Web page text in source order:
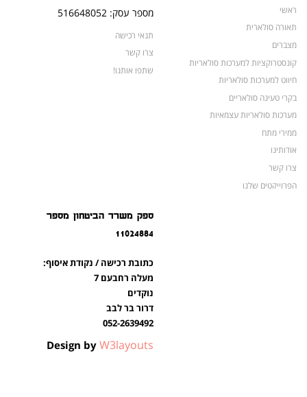
ראשי
תאורה סולארית
מצברים
קונסטרוקציות למערכות סולאריות
חיווט למערכות סולאריות
בקרי טעינה סולאריים
מערכות סולאריות עצמאיות
ממירי מתח
אודותינו
צרו קשר
הפרוייקטים שלנו
מספר עסק: 516648052
תנאי רכישה
צרו קשר
שתפו אותנו!
ספק משרד הביטחון מספר
11024884
כתובת רכישה / נקודת איסוף:
מעלה רחבעם 7
נוקדים
דרור בר לבב
052-2639492
Design by W3layouts